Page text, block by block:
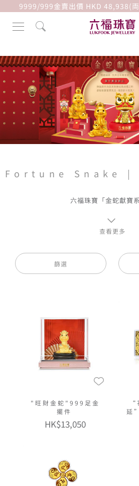
9999/999金賣出價 HKD 48,938(
Fortune Snake |
六福珠寶「金蛇獻寶系
精雕細琢，別具吉祥寓意的賀
派，增添節日氣氛
查看更多
篩選
"旺財金蛇"999足金
擺件
HK$13,050
“
延